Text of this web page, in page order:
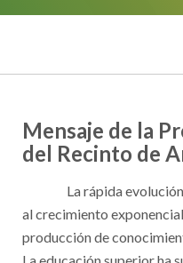
Mensaje de la
del Recinto de
La rápida
al crecimiento
producción de